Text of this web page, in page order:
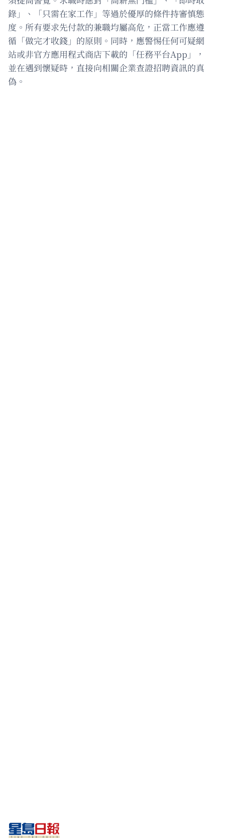
錄」、「只需在家工作」等過於優厚的條件持審慎態
度。所有要求先付款的兼職均屬高危，正當工作應遵
循「做完才收錢」的原則。同時，應警惕任何可疑網
站或非官方應用程式商店下載的「任務平台App」，
並在遇到懷疑時，直接向相關企業查證招聘資訊的真
偽。